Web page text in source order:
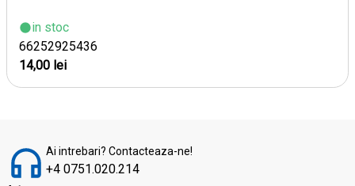
in stoc
66252925436
14,00 lei
Ai intrebari? Contacteaza-ne!
+4 0751.020.214